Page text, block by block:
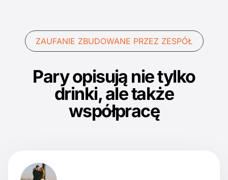
ZAUFANIE ZBUDOWANE PRZEZ ZESPÓŁ
Pary opisują nie tylko
drinki, ale także
współpracę